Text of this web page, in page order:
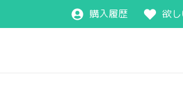
購入履歴 欲